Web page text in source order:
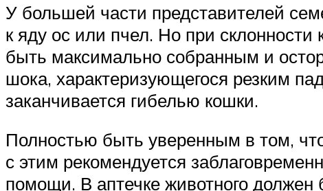
У большей части представителей
к яду ос или пчел. Но при
быть максимально собранным и
шока, характеризующегося резким
заканчивается гибелью кошки.
Полностью быть уверенным в том,
с этим рекомендуется
помощи. В аптечке животного должен